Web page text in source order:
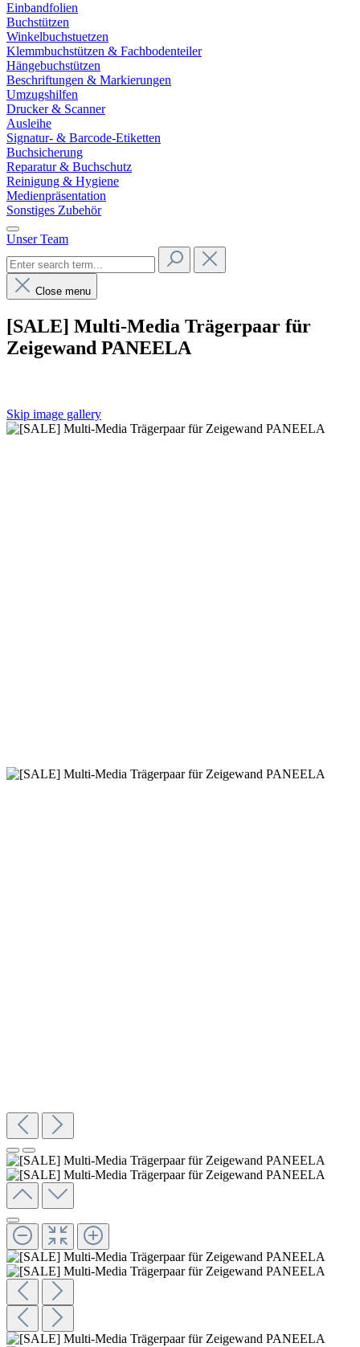
Einbandfolien
Buchstützen
Winkelbuchstuetzen
Klemmbuchstützen & Fachbodenteiler
Hängebuchstützen
Beschriftungen & Markierungen
Umzugshilfen
Drucker & Scanner
Ausleihe
Signatur- & Barcode-Etiketten
Buchsicherung
Reparatur & Buchschutz
Reinigung & Hygiene
Medienpräsentation
Sonstiges Zubehör
Unser Team
Close menu
[SALE] Multi-Media Trägerpaar für
Zeigewand PANEELA
Skip image gallery